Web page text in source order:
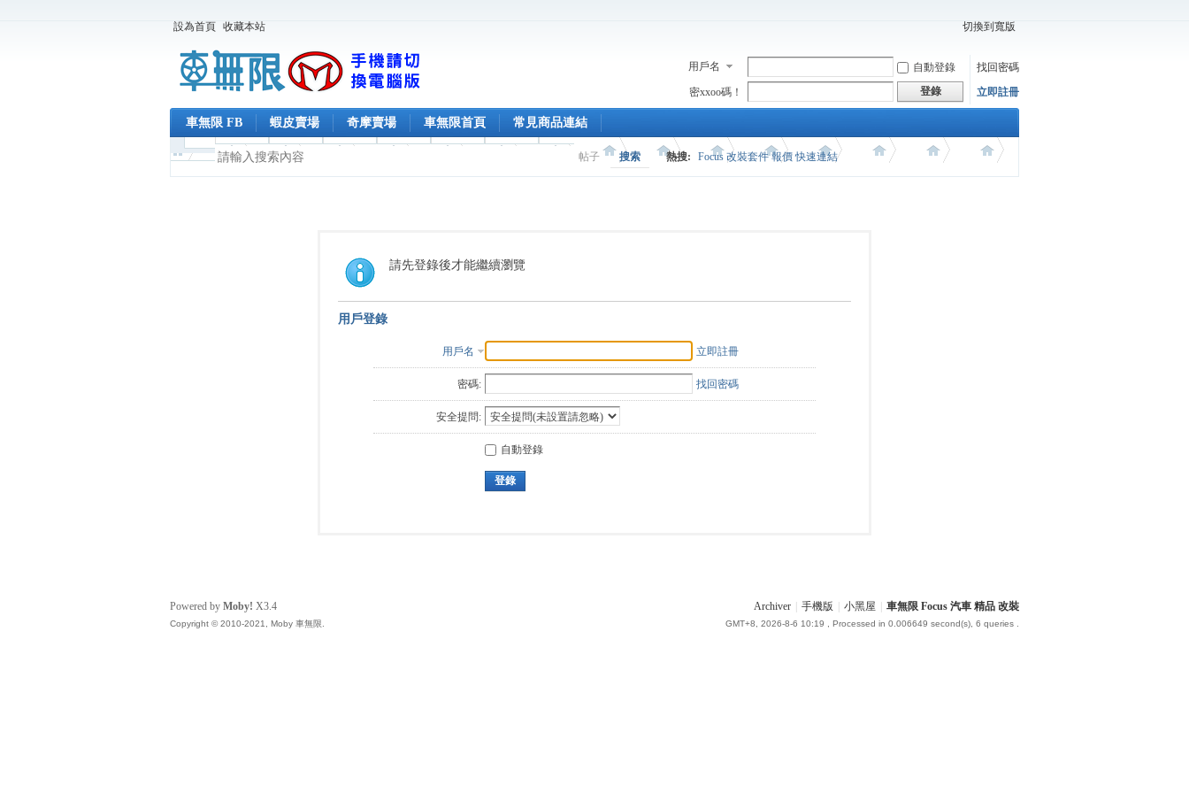
設為首頁 收藏本站 切換到寬版
用戶名 自動登錄
找回密碼
密xxoo碼！
登錄 立即註冊
車無限 FB 蝦皮賣場 奇摩賣場 車無限首頁 常見商品連結
帖子 搜索 熱搜: Focus 改裝套件 報價 快速連結
請先登錄後才能繼續瀏覽
用戶登錄
用戶名 立即註冊
密碼: 找回密碼
安全提問:
自動登錄
登錄
Archiver 手機版 小黑屋 車無限 Focus 汽車 精品 改裝
GMT+8, 2026-8-6 10:19 , Processed in 0.006649 second(s), 6 queries .
Powered by Moby! X3.4
Copyright © 2010-2021, Moby 車無限.